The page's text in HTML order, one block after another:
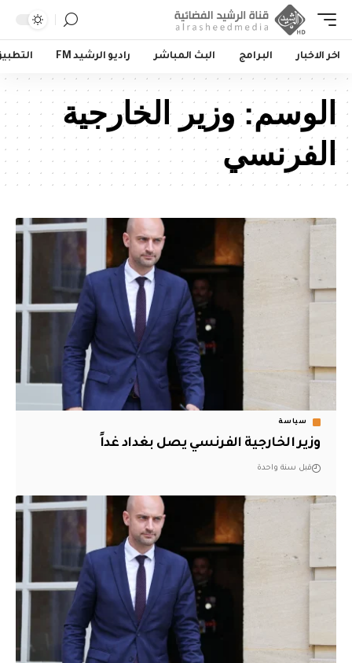
اخر الاخبار البرامج البث المباشر راديو الرشيد FM
الوسم:وزير الخارجية
الفرنسي
سياسة
وزير الخارجية الفرنسي يصل بغداد غداً
قبل سنة واحدة